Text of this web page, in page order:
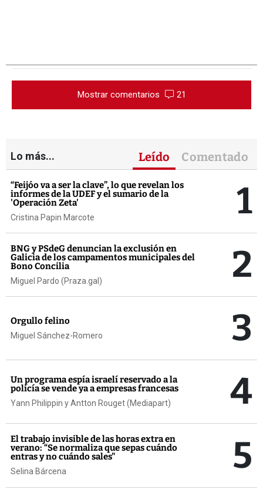
Mostrar comentarios 21
Lo más... Leído Comentado
“Feijóo va a ser la clave”, lo que revelan los
informes de la UDEF y el sumario de la
'Operación Zeta'
Cristina Papin Marcote 1
BNG y PSdeG denuncian la exclusión en
Galicia de los campamentos municipales del
Bono Concilia
Miguel Pardo (Praza.gal) 2
Orgullo felino
Miguel Sánchez-Romero 3
Un programa espía israelí reservado a la
policía se vende ya a empresas francesas
Yann Philippin y Antton Rouget (Mediapart) 4
El trabajo invisible de las horas extra en
verano: “Se normaliza que sepas cuándo
entras y no cuándo sales"
Selina Bárcena 5